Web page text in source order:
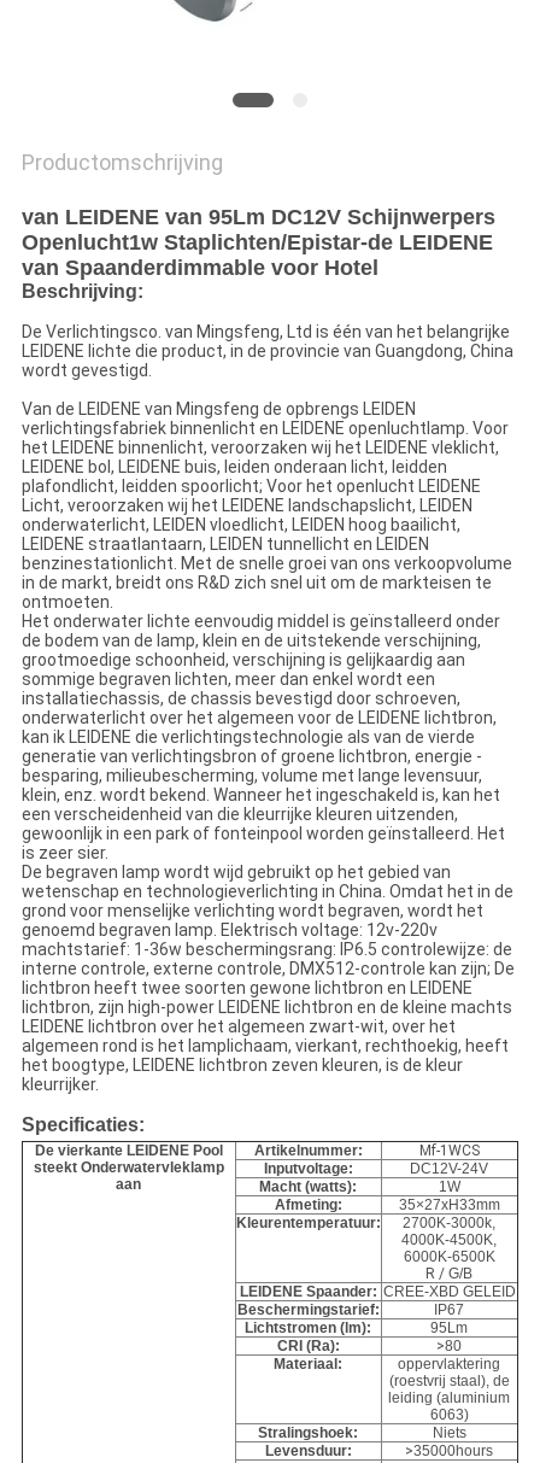
Productomschrijving
van LEIDENE van 95Lm DC12V Schijnwerpers
Openlucht1w Staplichten/Epistar-de LEIDENE
van Spaanderdimmable voor Hotel
Beschrijving:
De Verlichtingsco. van Mingsfeng, Ltd is één van het belangrijke
LEIDENE lichte die product, in de provincie van Guangdong, China
wordt gevestigd.
Van de LEIDENE van Mingsfeng de opbrengs LEIDEN
verlichtingsfabriek binnenlicht en LEIDENE openluchtlamp. Voor
het LEIDENE binnenlicht, veroorzaken wij het LEIDENE vleklicht,
LEIDENE bol, LEIDENE buis, leiden onderaan licht, leidden
plafondlicht, leidden spoorlicht; Voor het openlucht LEIDENE
Licht, veroorzaken wij het LEIDENE landschapslicht, LEIDEN
onderwaterlicht, LEIDEN vloedlicht, LEIDEN hoog baailicht,
LEIDENE straatlantaarn, LEIDEN tunnellicht en LEIDEN
benzinestationlicht. Met de snelle groei van ons verkoopvolume
in de markt, breidt ons R&D zich snel uit om de markteisen te
ontmoeten.
Het onderwater lichte eenvoudig middel is geïnstalleerd onder
de bodem van de lamp, klein en de uitstekende verschijning,
grootmoedige schoonheid, verschijning is gelijkaardig aan
sommige begraven lichten, meer dan enkel wordt een
installatiechassis, de chassis bevestigd door schroeven,
onderwaterlicht over het algemeen voor de LEIDENE lichtbron,
kan ik LEIDENE die verlichtingstechnologie als van de vierde
generatie van verlichtingsbron of groene lichtbron, energie -
besparing, milieubescherming, volume met lange levensuur,
klein, enz. wordt bekend. Wanneer het ingeschakeld is, kan het
een verscheidenheid van die kleurrijke kleuren uitzenden,
gewoonlijk in een park of fonteinpool worden geïnstalleerd. Het
is zeer sier.
De begraven lamp wordt wijd gebruikt op het gebied van
wetenschap en technologieverlichting in China. Omdat het in de
grond voor menselijke verlichting wordt begraven, wordt het
genoemd begraven lamp. Elektrisch voltage: 12v-220v
machtstarief: 1-36w beschermingsrang: IP6.5 controlewijze: de
interne controle, externe controle, DMX512-controle kan zijn; De
lichtbron heeft twee soorten gewone lichtbron en LEIDENE
lichtbron, zijn high-power LEIDENE lichtbron en de kleine machts
LEIDENE lichtbron over het algemeen zwart-wit, over het
algemeen rond is het lamplichaam, vierkant, rechthoekig, heeft
het boogtype, LEIDENE lichtbron zeven kleuren, is de kleur
kleurrijker.
Specificaties:
De vierkante LEIDENE Pool
steekt Onderwatervleklamp
aan
Artikelnummer:
Mf-1WCS
Inputvoltage:
DC12V-24V
Macht (watts):
1W
Afmeting:
35×27xH33mm
Kleurentemperatuur:
2700K-3000k,
4000K-4500K,
6000K-6500K
R /G/B
LEIDENE Spaander: CREE-XBD GELEID
Beschermingstarief:
IP67
Lichtstromen (lm):
95Lm
CRI (Ra):
>80
Materiaal:
oppervlaktering
(roestvrij staal), de
leiding (aluminium
6063)
Stralingshoek:
Niets
Levensduur:
>35000hours